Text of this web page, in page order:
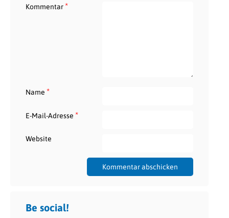
Kommentar*
Name *
E-Mail-Adresse *
Website
Be social!